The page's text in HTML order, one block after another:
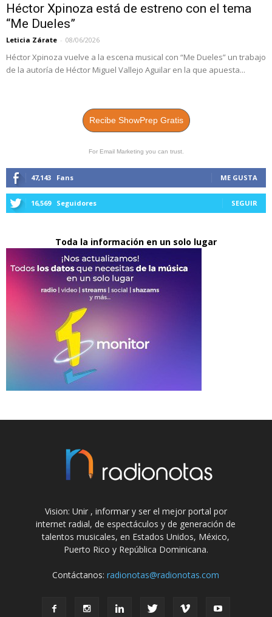
Héctor Xpinoza está de estreno con el tema
“Me Dueles”
Leticia Zárate - 08/06/2026
Héctor Xpinoza vuelve a la escena musical con “Me Dueles” un trabajo
de la autoría de Héctor Miguel Vallejo Aguilar en la que apuesta...
Recibe ShowPrep Gratis
For Email Marketing you can trust.
47,143 Fans ME GUSTA
16,569 Seguidores SEGUIR
Toda la información en un solo lugar
Vision: Unir , informar y ser el mejor portal por
internet radial, de espectáculos y de generación de
talentos musicales, en Estados Unidos, México,
Puerto Rico y República Dominicana.
Contáctanos:radionotas@radionotas.com